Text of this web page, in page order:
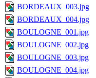
BORDEAUX_003.jpg
BORDEAUX_004.jpg
BOULOGNE_001.jpg
BOULOGNE_002.jpg
BOULOGNE_003.jpg
BOULOGNE_004.jpg